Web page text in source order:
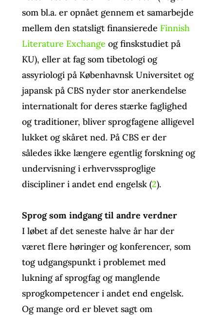
som bl.a. er opnået gennem et samarbejde
mellem den statsligt finansierede Finnish
Literature Exchange og finskstudiet på
KU), eller at fag som tibetologi og
assyriologi på Københavnsk Universitet og
japansk på CBS nyder stor anerkendelse
internationalt for deres stærke faglighed
og traditioner, bliver sprogfagene alligevel
lukket og skåret ned. På CBS er der
således ikke længere egentlig forskning og
undervisning i erhvervssproglige
discipliner i andet end engelsk (2).
Sprog som indgang til andre verdner
I løbet af det seneste halve år har der
været flere høringer og konferencer, som
tog udgangspunkt i problemet med
lukning af sprogfag og manglende
sprogkompetencer i andet end engelsk.
Og mange ord er blevet sagt om